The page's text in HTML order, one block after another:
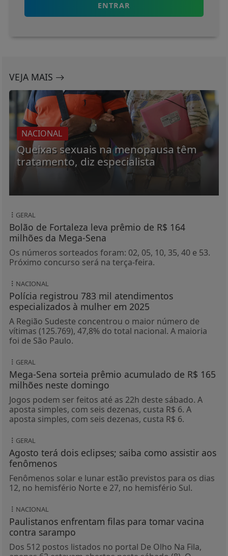
ENTRAR
VEJA MAIS
NACIONAL
Queixas sexuais na menopausa têm
tratamento, diz especialista
GERAL
Bolão de Fortaleza leva prêmio de R$ 164
milhões da Mega-Sena
Os números sorteados foram: 02, 05, 10, 35, 40 e 53.
Próximo concurso será na terça-feira.
NACIONAL
Polícia registrou 783 mil atendimentos
especializados à mulher em 2025
A Região Sudeste concentrou o maior número de
vítimas (125.769), 47,8% do total nacional. A maioria
foi de São Paulo.
GERAL
Mega-Sena sorteia prêmio acumulado de R$ 165
milhões neste domingo
Jogos podem ser feitos até as 22h deste sábado. A
aposta simples, com seis dezenas, custa R$ 6. A
aposta simples, com seis dezenas, custa R$ 6.
GERAL
Agosto terá dois eclipses; saiba como assistir aos
fenômenos
Fenômenos solar e lunar estão previstos para os dias
12, no hemisfério Norte e 27, no hemisfério Sul.
NACIONAL
Paulistanos enfrentam filas para tomar vacina
contra sarampo
Dos 512 postos listados no portal De Olho Na Fila,